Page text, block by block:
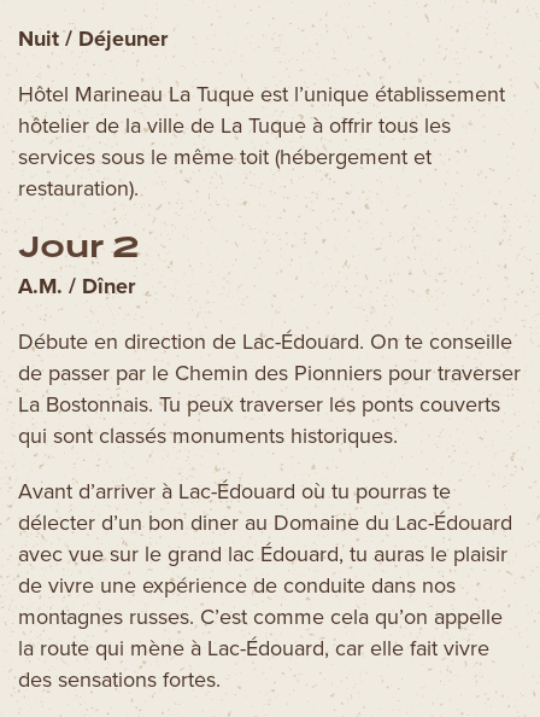
Nuit / Déjeuner
Hôtel Marineau La Tuque est l’unique établissement
hôtelier de la ville de La Tuque à offrir tous les
services sous le même toit (hébergement et
restauration).
Jour 2
A.M. / Dîner
Débute en direction de Lac-Édouard. On te conseille
de passer par le Chemin des Pionniers pour traverser
La Bostonnais. Tu peux traverser les ponts couverts
qui sont classés monuments historiques.
Avant d’arriver à Lac-Édouard où tu pourras te
délecter d’un bon diner au Domaine du Lac-Édouard
avec vue sur le grand lac Édouard, tu auras le plaisir
de vivre une expérience de conduite dans nos
montagnes russes. C’est comme cela qu’on appelle
la route qui mène à Lac-Édouard, car elle fait vivre
des sensations fortes.